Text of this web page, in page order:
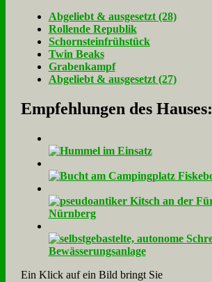
Ab­ge­liebt & aus­ge­setzt (28)
Rol­len­de Re­pu­blik
Schorn­stein­früh­stück
Twin Beaks
Gra­ben­kampf
Ab­ge­liebt & aus­ge­setzt (27)
Empfehlungen des Hauses:
Ein Klick auf ein Bild bringt Sie